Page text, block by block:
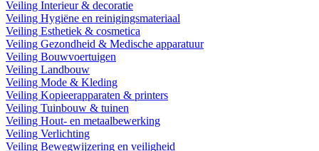
Veiling Interieur & decoratie
Veiling Hygiëne en reinigingsmateriaal
Veiling Esthetiek & cosmetica
Veiling Gezondheid & Medische apparatuur
Veiling Bouwvoertuigen
Veiling Landbouw
Veiling Mode & Kleding
Veiling Kopieerapparaten & printers
Veiling Tuinbouw & tuinen
Veiling Hout- en metaalbewerking
Veiling Verlichting
Veiling Bewegwijzering en veiligheid